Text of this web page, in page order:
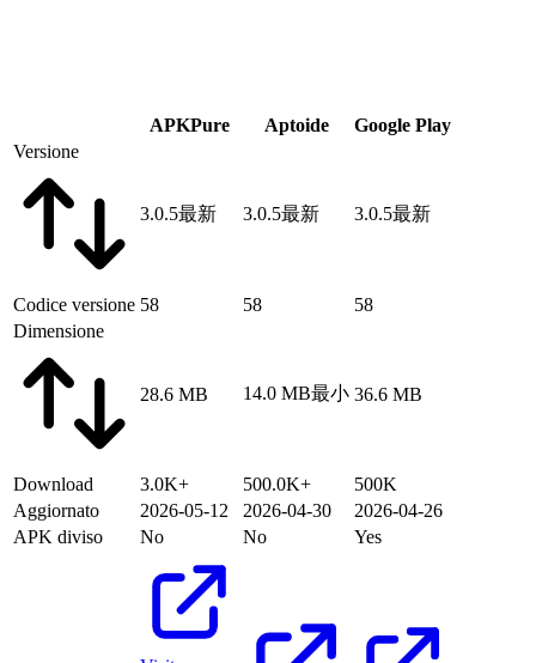
APKPure Aptoide
Google Play
Versione
3.0.5最新 3.0.5最新 3.0.5最新
Codice versione 58 58
58
Dimensione
28.6 MB 14.0 MB最小 36.6 MB
Download 3.0K+ 500.0K+
500K
Aggiornato
2026-05-12 2026-04-30
2026-04-26
APK diviso
No No Yes